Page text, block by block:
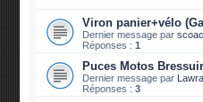
Viron panier+vélo
Dernier message par
Réponses :1
Puces Motos
Dernier message par
Réponses :3